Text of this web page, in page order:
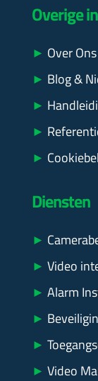
Diensten
►
► Video
► Alarm
►
►
► Video
Overige
► Over Ons
► Blog &
►
►
►